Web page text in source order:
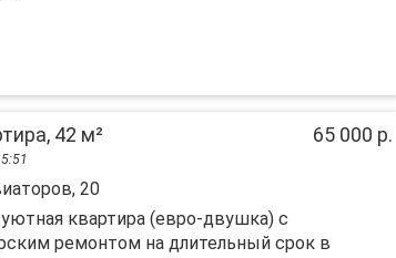
42 м² 65 000 р.
20
квартира (евро-двушка) с
ремонтом на длительный срок в